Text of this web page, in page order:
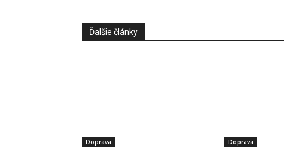
Ďalšie články
Doprava Doprava